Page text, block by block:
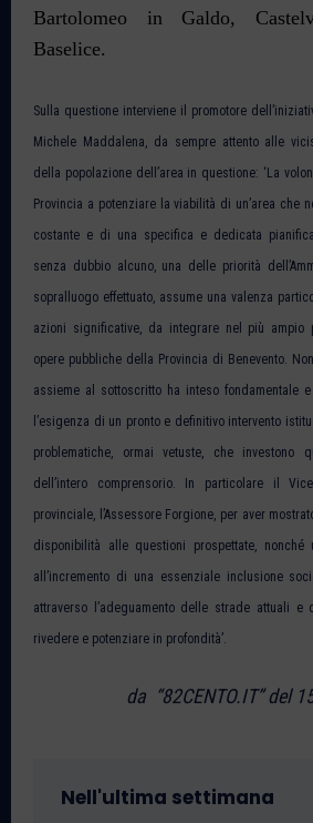
Bartolomeo in Galdo,
Baselice.
Sulla questione interviene il promotore
Michele Maddalena, da sempre attento alle
della popolazione dell’area in questione: ‘La
Provincia a potenziare la viabilità di un’area che
costante e di una specifica e dedicata
senza dubbio alcuno, una delle priorità
sopralluogo effettuato, assume una valenza
azioni significative, da integrare nel più ampio
opere pubbliche della Provincia di Benevento.
assieme al sottoscritto ha inteso fondamentale
l’esigenza di un pronto e definitivo intervento
problematiche, ormai vetuste, che investono
dell’intero comprensorio. In particolare il
provinciale, l’Assessore Forgione, per aver
disponibilità alle questioni prospettate,
all’incremento di una essenziale inclusione
attraverso l’adeguamento delle strade attuali
rivedere e potenziare in profondità’.
da “82CENTO.IT” del
Nell'ultima settimana